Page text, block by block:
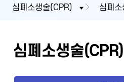
심폐소생술(CPR) 심폐
심폐소생술(CPR)